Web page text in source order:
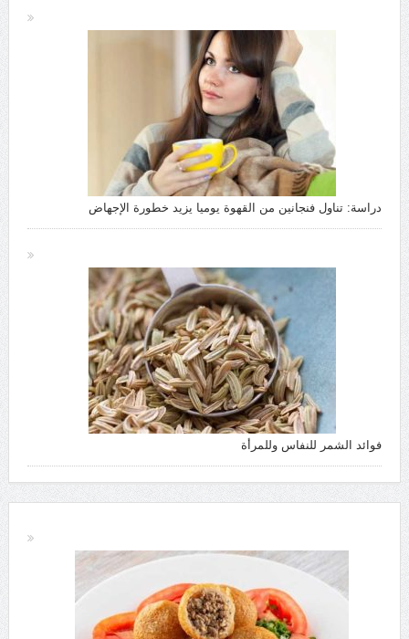
دراسة: تناول فنجانين من القهوة يوميا يزيد خطورة الإجهاض
فوائد الشمر للنفاس وللمرأة